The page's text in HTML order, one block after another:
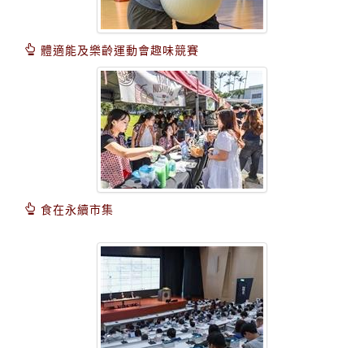
體適能及樂齡運動會趣味競賽
食在永續市集